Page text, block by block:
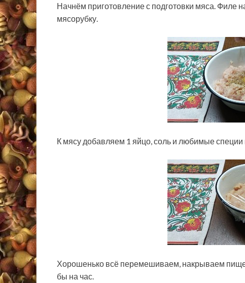
Начнём приготовление с подготовки мяса. Филе
мясорубку.
К мясу добавляем 1 яйцо, соль и любимые специи
Хорошенько всё перемешиваем, накрываем
бы на час.